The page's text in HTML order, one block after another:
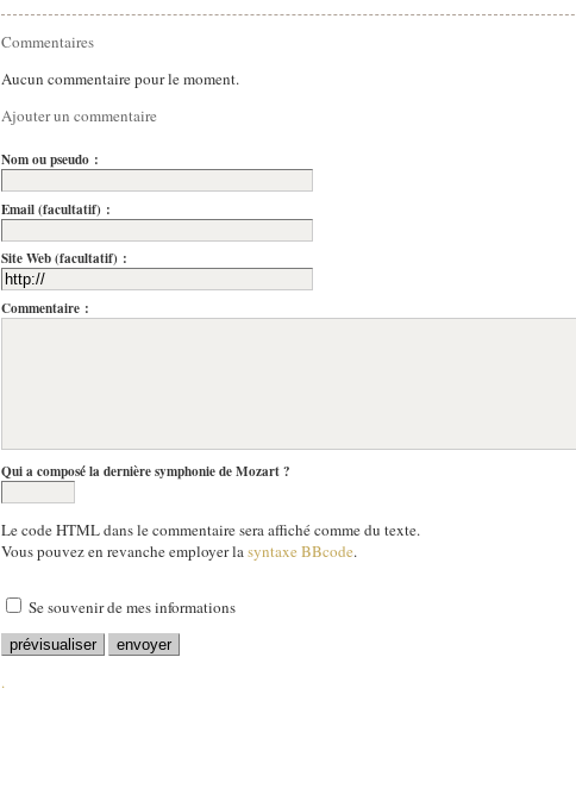
Commentaires
Aucun commentaire pour le moment.
Ajouter un commentaire
Nom ou pseudo :
Email (facultatif) :
Site Web (facultatif) :
Commentaire :
Qui a composé la dernière symphonie de Mozart ?
Le code HTML dans le commentaire sera affiché comme du texte.
Vous pouvez en revanche employer lasyntaxe BBcode.
Se souvenir de mes informations
.